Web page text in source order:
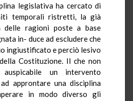
legislativa ha cercato di
temporali ristretti, la già
delle ragioni poste a base
in- duce ad escludere che
ingiustificato e perciò lesivo
Costituzione. Il che non
un intervento
approntare una disciplina
in modo diverso gli